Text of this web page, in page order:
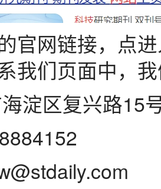
官网链接，点
我们页面中，
淀区复兴路15